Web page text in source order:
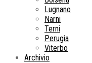
Lugnano
Narni
Terni
Perugia
Viterbo
Archivio